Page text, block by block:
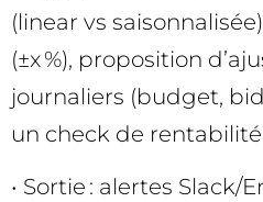
(linear vs
(±x %), proposition
journaliers (budget,
un check de
• Sortie : alertes Slack/